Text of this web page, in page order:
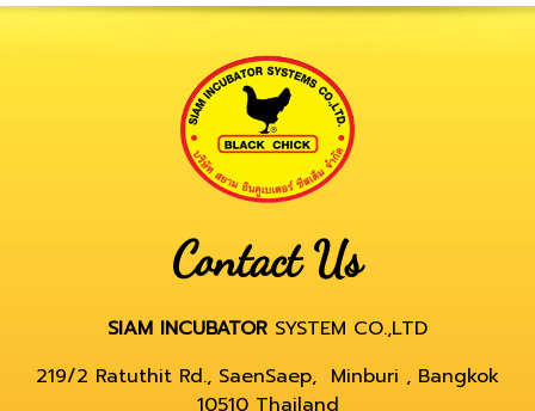
Contact Us
SIAM INCUBATOR SYSTEM CO.,LTD
219/2 Ratuthit Rd., SaenSaep, Minburi , Bangkok